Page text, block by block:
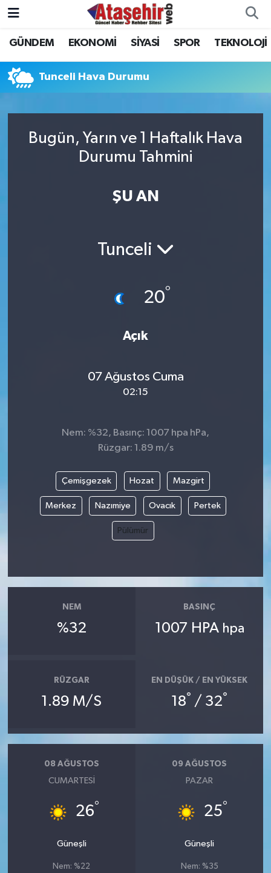
GÜNDEM EKONOMİ SİYASİ SPOR TEKNOLOJİ
Tunceli Hava Durumu
Bugün, Yarın ve 1 Haftalık Hava
Durumu Tahmini
ŞU AN
Tunceli
20°
Açık
07 Ağustos Cuma
02:15
Nem: %32, Basınç: 1007 hpa hPa,
Rüzgar: 1.89 m/s
Çemişgezek Hozat Mazgirt
Merkez Nazımiye Ovacık Pertek
Pülümür
NEM
%32
BASINÇ
1007 HPA hpa
RÜZGAR
1.89 M/S
EN DÜŞÜK / EN YÜKSEK
18° / 32°
08 AĞUSTOS
CUMARTESI
26°
Güneşli
Nem: %22
09 AĞUSTOS
PAZAR
25°
Güneşli
Nem: %35
Hava Durumu
Trafik Durumu
Tüm Manşetler